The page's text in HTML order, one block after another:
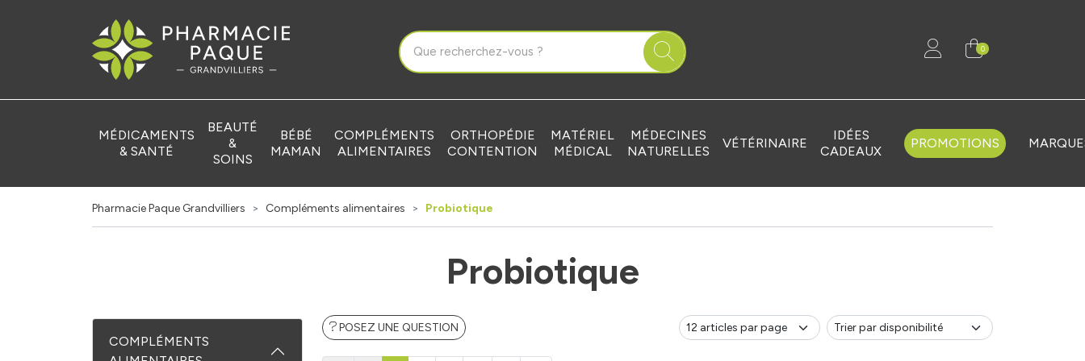
Pharmacie Paque Grandvilliers Votre pharmacie en ligne à votre service
0
MÉDICAMENTS
& SANTÉ
BEAUTÉ
&
SOINS
BÉBÉ
MAMAN
COMPLÉMENTS
ALIMENTAIRES
ORTHOPÉDIE
CONTENTION
MATÉRIEL
MÉDICAL
MÉDECINES
NATURELLES
VÉTÉRINAIRE
IDÉES
CADEAUX
PROMOTIONS
Pharmacie Paque Grandvilliers Compléments alimentaires Probiotique
Probiotique
POSEZ UNE QUESTION
COMPLÉMENTS